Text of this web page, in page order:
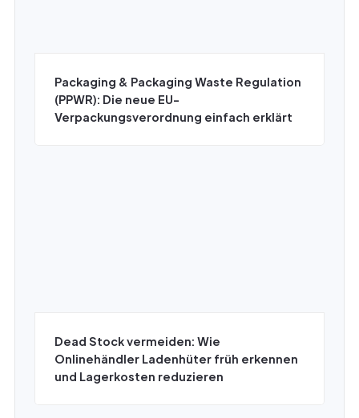
Packaging & Packaging Waste Regulation
(PPWR): Die neue EU-
Verpackungsverordnung einfach erklärt
Dead Stock vermeiden: Wie
Onlinehändler Ladenhüter früh erkennen
und Lagerkosten reduzieren